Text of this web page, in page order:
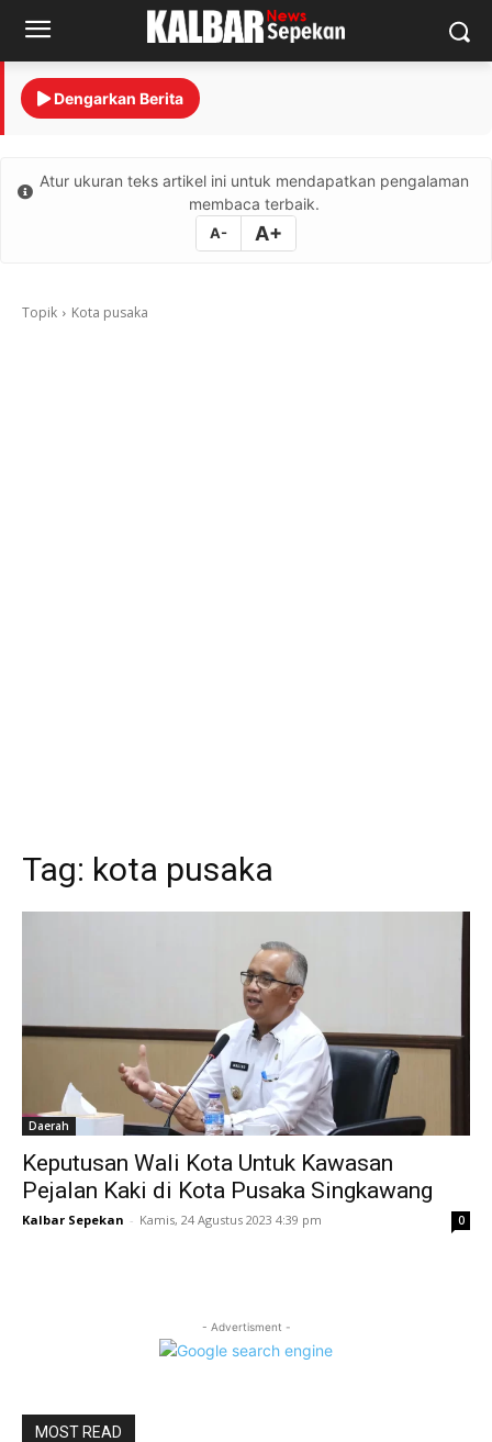
Dengarkan Berita
Atur ukuran teks artikel ini untuk mendapatkan pengalaman
membaca terbaik.
A- A+
Topik Kota pusaka
Tag: kota pusaka
Daerah
Keputusan Wali Kota Untuk Kawasan
Pejalan Kaki di Kota Pusaka Singkawang
Kalbar Sepekan - Kamis, 24 Agustus 2023 4:39 pm 0
- Advertisment -
MOST READ